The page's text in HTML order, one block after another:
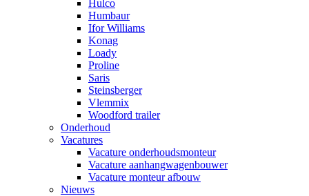
Hulco
Humbaur
Ifor Williams
Konag
Loady
Proline
Saris
Steinsberger
Vlemmix
Woodford trailer
Onderhoud
Vacatures
Vacature onderhoudsmonteur
Vacature aanhangwagenbouwer
Vacature monteur afbouw
Nieuws